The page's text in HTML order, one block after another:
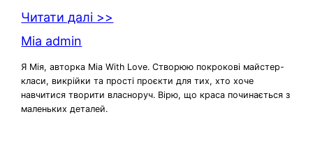
Читати далі >>
Mia admin
Я Мія, авторка Mia With Love. Створюю покрокові майстер-
класи, викрійки та прості проєкти для тих, хто хоче
навчитися творити власноруч. Вірю, що краса починається з
маленьких деталей.